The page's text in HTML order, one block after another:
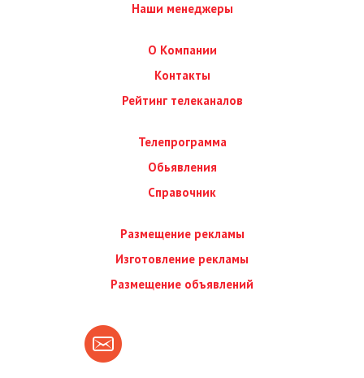
Наши менеджеры
О Компании
Контакты
Рейтинг телеканалов
Телепрограмма
Обьявления
Справочник
Размещение рекламы
Изготовление рекламы
Размещение объявлений